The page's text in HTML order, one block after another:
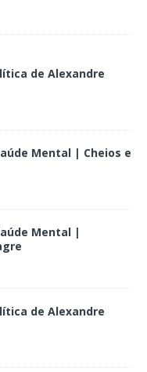
de Alexandre
Mental | Cheios e
Mental |
de Alexandre